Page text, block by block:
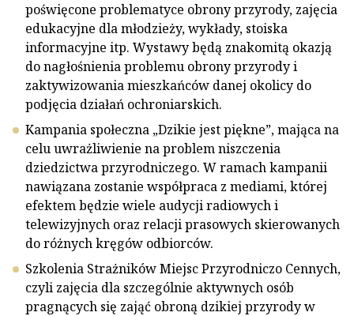
poświęcone problematyce obrony przyrody, zajęcia
edukacyjne dla młodzieży, wykłady, stoiska
informacyjne itp. Wystawy będą znakomitą okazją
do nagłośnienia problemu obrony przyrody i
zaktywizowania mieszkańców danej okolicy do
podjęcia działań ochroniarskich.
Kampania społeczna „Dzikie jest piękne”, mająca na
celu uwrażliwienie na problem niszczenia
dziedzictwa przyrodniczego. W ramach kampanii
nawiązana zostanie współpraca z mediami, której
efektem będzie wiele audycji radiowych i
telewizyjnych oraz relacji prasowych skierowanych
do różnych kręgów odbiorców.
Szkolenia Strażników Miejsc Przyrodniczo Cennych,
czyli zajęcia dla szczególnie aktywnych osób
pragnących się zająć obroną dzikiej przyrody w